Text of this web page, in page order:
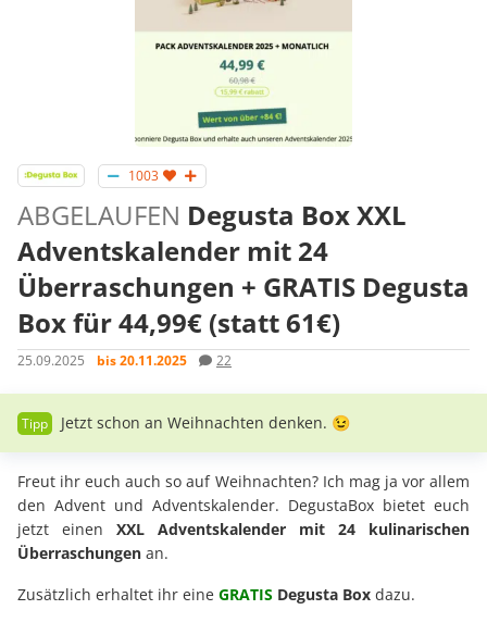
1003
ABGELAUFEN Degusta Box XXL
Adventskalender mit 24
Überraschungen + GRATIS Degusta
Box für 44,99€ (statt 61€)
25.09.2025 bis 20.11.2025 22
Jetzt schon an Weihnachten denken. 😉
Freut ihr euch auch so auf Weihnachten? Ich mag ja vor allem
den Advent und Adventskalender. DegustaBox bietet euch
jetzt einen XXL
Adventskalender mit 24 kulinarischen
Überraschungen an.
Zusätzlich erhaltet ihr eine GRATIS Degusta Box dazu.